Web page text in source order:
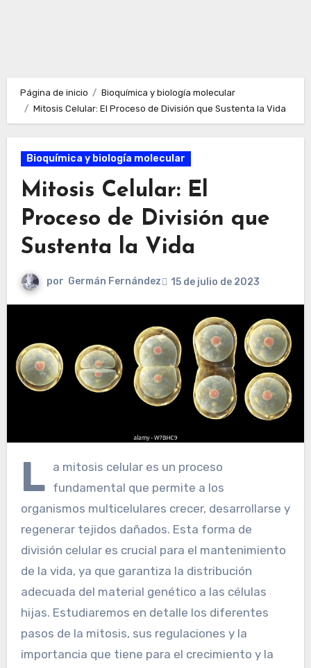
Página de inicio
Bioquímica y biología molecular
Mitosis Celular: El Proceso de División que Sustenta la Vida
Bioquímica y biología molecular
Mitosis Celular: El
Proceso de División que
Sustenta la Vida
por Germán Fernández 15 de julio de 2023
L a mitosis celular es un proceso
fundamental que permite a los
organismos multicelulares crecer, desarrollarse y
regenerar tejidos dañados. Esta forma de
división celular es crucial para el mantenimiento
de la vida, ya que garantiza la distribución
adecuada del material genético a las células
hijas. Estudiaremos en detalle los diferentes
pasos de la mitosis, sus regulaciones y la
importancia que tiene para el crecimiento y la